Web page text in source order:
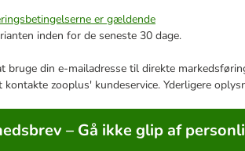
er gældende
inden for de seneste 30 dage.
din e-mailadresse til direkte
zooplus' kundeservice. Yderligere
– Gå ikke glip af